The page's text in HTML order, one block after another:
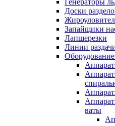
Генераторы
Доски
Запайщики
Лапшерезки
Линии
ваты